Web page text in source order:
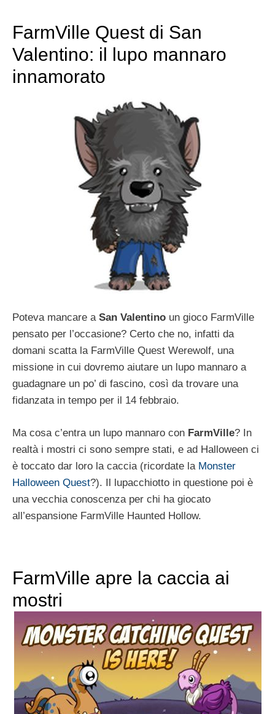
FarmVille Quest di San
Valentino: il lupo mannaro
innamorato
Poteva mancare a San Valentino un gioco FarmVille
pensato per l’occasione? Certo che no, infatti da
domani scatta la FarmVille Quest Werewolf, una
missione in cui dovremo aiutare un lupo mannaro a
guadagnare un po’ di fascino, così da trovare una
fidanzata in tempo per il 14 febbraio.
Ma cosa c’entra un lupo mannaro con FarmVille? In
realtà i mostri ci sono sempre stati, e ad Halloween ci
è toccato dar loro la caccia (ricordate la Monster
Halloween Quest?). Il lupacchiotto in questione poi è
una vecchia conoscenza per chi ha giocato
all’espansione FarmVille Haunted Hollow.
FarmVille apre la caccia ai
mostri